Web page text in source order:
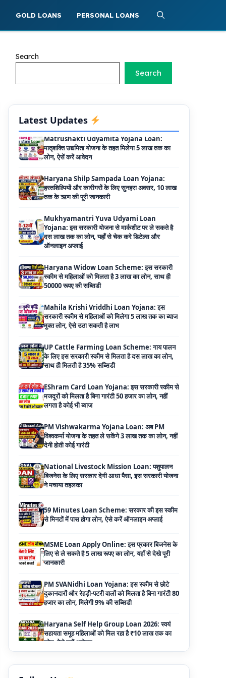
GOLD LOANS PERSONAL LOANS
Search
Search
Latest Updates
PM SVANidhi Scheme Apply Online: छोटे
दुकानदारों को इस स्कीम के तहत मिलता है ₹50,000 का
Labour House Construction Loan
Scheme: श्रमिक मकान निर्माण लोन योजना से मजदुर
मातृशक्ति उद्यमिता योजना के तहत मिलेगा 5 लाख तक का
लोन, ऐसें करें आवेदन
Haryana Shilp Sampada Loan Yojana:
हस्तशिल्पियों और कारीगरों के लिए सुनहरा अवसर, 10 लाख
Mukhyamantri Yuva Udyami Loan
Yojana: इस सरकारी योजना से मार्कशीट पर ले सकते है
ऑनलाइन अप्लाई
Haryana Widow Loan Scheme: इस सरकारी
स्कीम से महिलाओं को मिलता है 3 लाख का लोन, साथ ही
Mahila Krishi Vriddhi Loan Yojana: इस
सरकारी स्कीम से महिलाओं को मिलेगा 5 लाख तक का ब्याज
UP Cattle Farming Loan Scheme: गाय पालन
के लिए इस सरकारी स्कीम से मिलता है दस लाख का लोन,
EShram Card Loan Yojana: इस सरकारी स्कीम से
मजदूरों को मिलता है बिना गारंटी 50 हजार का लोन, नहीं
PM Vishwakarma Yojana Loan: अब PM
विश्वकर्मा योजना के तहत ले सकेंगे 3 लाख तक का लोन, नहीं
National Livestock Mission Loan: पशुपालन
बिजनेस के लिए सरकार देगी आधा पैसा, इस सरकारी योजना
59 Minutes Loan Scheme: सरकार की इस स्कीम
से मिनटों में पास होगा लोन, ऐसे करें ऑनलाइन अप्लाई
MSME Loan Apply Online: इस प्रकार बिजनेस के
लिए से ले सकते है 5 लाख रूपए का लोन, यहाँ से देखे पूरी
PM SVANidhi Loan Yojana: इस स्कीम से छोटे
दुकानदारों और रेहड़ी-पटरी वालों को मिलता है बिना गारंटी 80
Haryana Self Help Group Loan 2026: स्वयं
सहायता समूह महिलाओं को मिल रहा है ₹10 लाख तक का
Bakri Palan Loan Online Apply: अब बकरी
मिलती है 35% तक सब्सिडी
SBI Animal Husbandry Loan Scheme: SBI